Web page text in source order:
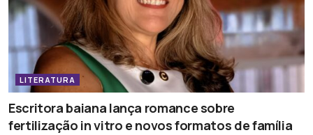
LITERATURA
Escritora baiana lança romance sobre
fertilização in vitro e novos formatos de família